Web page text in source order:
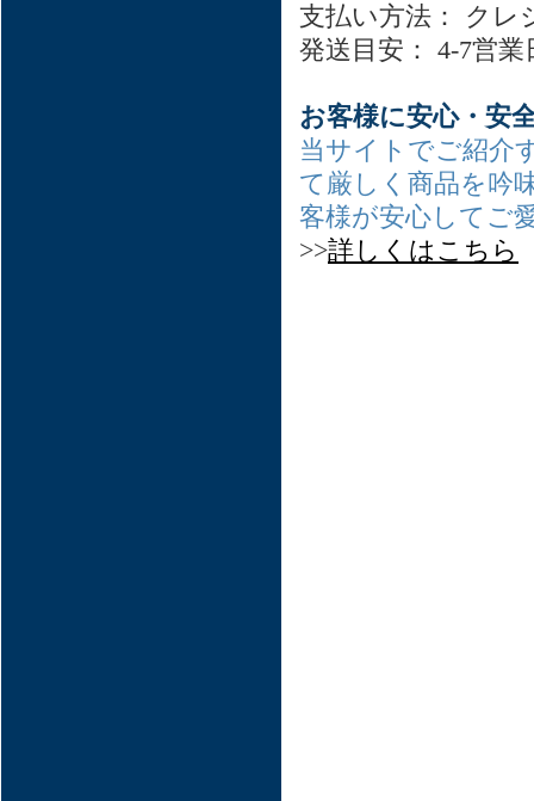
支払い方法： クレ
発送目安： 4-7営業
お客様に安心・安
当サイトでご紹介
て厳しく商品を吟
客様が安心してご
>>詳しくはこちら